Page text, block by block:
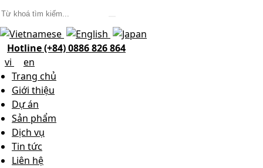
Hotline (+84) 0886 826 864
vi
en
Trang chủ
Giới thiệu
Dự án
Sản phẩm
Dịch vụ
Tin tức
Liên hệ